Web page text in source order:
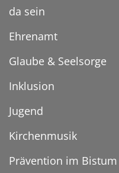
da sein
Ehrenamt
Glaube & Seelsorge
Inklusion
Jugend
Kirchenmusik
Prävention im Bistum